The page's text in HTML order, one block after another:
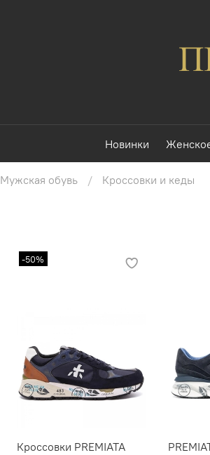
Новинки
Мужская обувь Кроссовки и кеды
-50%
Кроссовки PREMIATA